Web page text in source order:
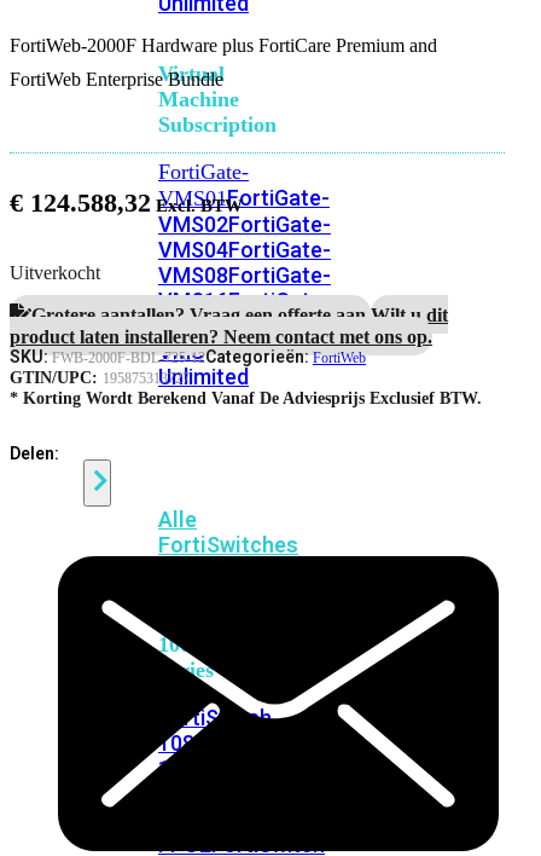
Virtual
Machine
Subscription
FortiGate-
VMS01FortiGate-
VMS02FortiGate-
VMS04FortiGate-
VMS08FortiGate-
VMS16FortiGate-
VMS32FortiGate-
VMS
Unlimited
Alle
FortiSwitches
100
Series
FortiSwitch
108F
108F-
FortiWeb-2000F Hardware plus FortiCare Premium and
FortiWeb Enterprise Bundle
€ 124.588,32
Uitverkocht
Grotere aantallen? Vraag een offerte aan.Wilt u dit
product laten installeren? Neem contact met ons op.
SKU:FWB-2000F-BDL-725-12Categorieën:FortiWeb
GTIN/UPC: 195875313727
* Korting Wordt Berekend Vanaf De Adviesprijs Exclusief BTW.
Delen: